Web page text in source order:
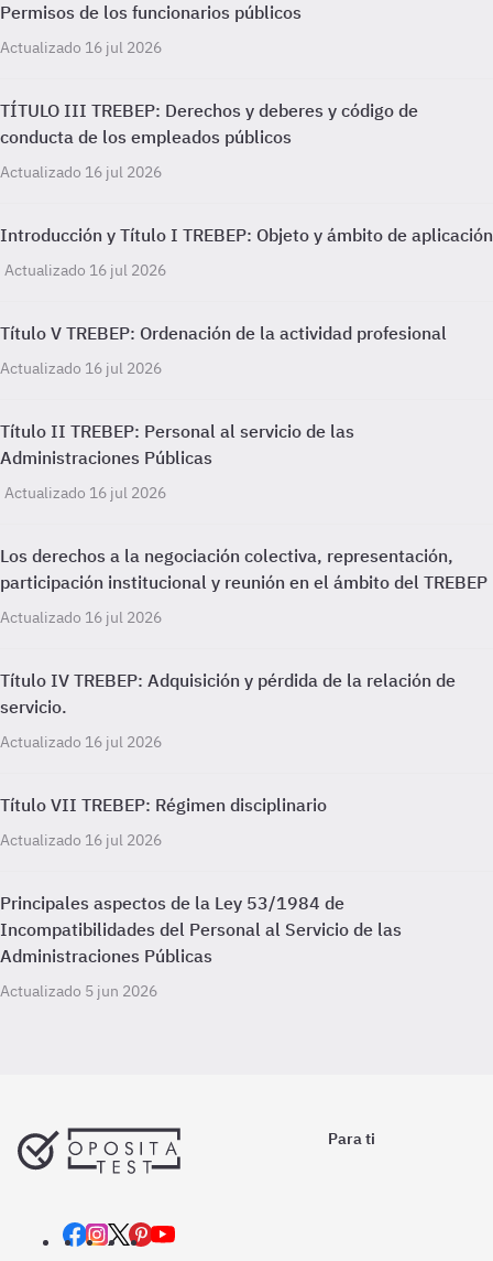
Permisos de los funcionarios públicos
Actualizado 16 jul 2026
TÍTULO III TREBEP: Derechos y deberes y código de
conducta de los empleados públicos
Actualizado 16 jul 2026
Introducción y Título I TREBEP: Objeto y ámbito de aplicación
Actualizado 16 jul 2026
Título V TREBEP: Ordenación de la actividad profesional
Actualizado 16 jul 2026
Título II TREBEP: Personal al servicio de las
Administraciones Públicas
Actualizado 16 jul 2026
Los derechos a la negociación colectiva, representación,
participación institucional y reunión en el ámbito del TREBEP
Actualizado 16 jul 2026
Título IV TREBEP: Adquisición y pérdida de la relación de
servicio.
Actualizado 16 jul 2026
Título VII TREBEP: Régimen disciplinario
Actualizado 16 jul 2026
Principales aspectos de la Ley 53/1984 de
Incompatibilidades del Personal al Servicio de las
Administraciones Públicas
Actualizado 5 jun 2026
Para ti